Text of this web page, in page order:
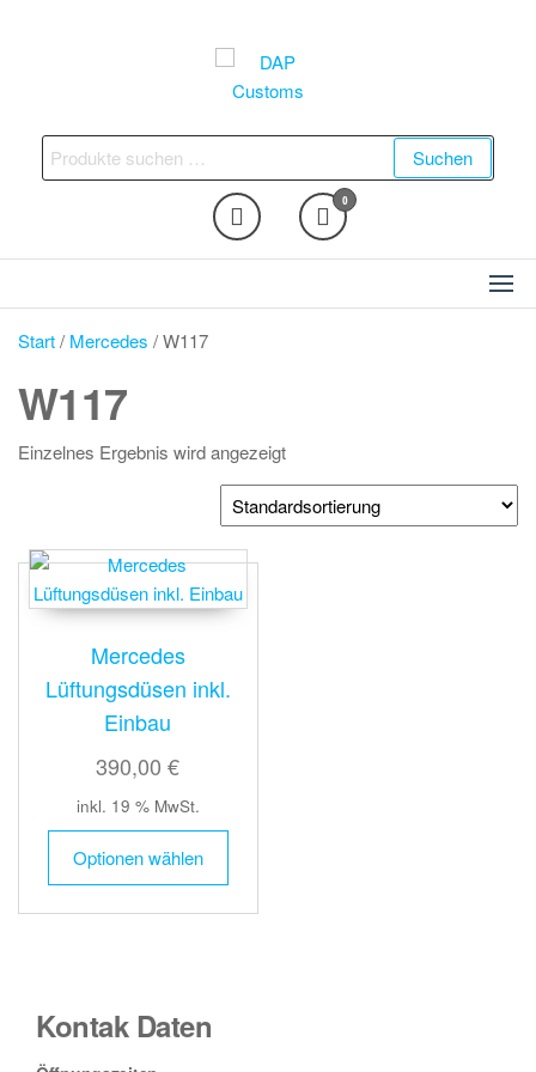
DAP Customs Ambientebeleuchtung,
Nachrüstungen und vieles
mehr
Suchen
nach:
Suchen
0
Start/ Mercedes / W117
W117
Einzelnes Ergebnis wird angezeigt
Mercedes
Lüftungsdüsen inkl.
Einbau
390,00 €
inkl. 19 % MwSt.
Optionen wählen
Kontak Daten